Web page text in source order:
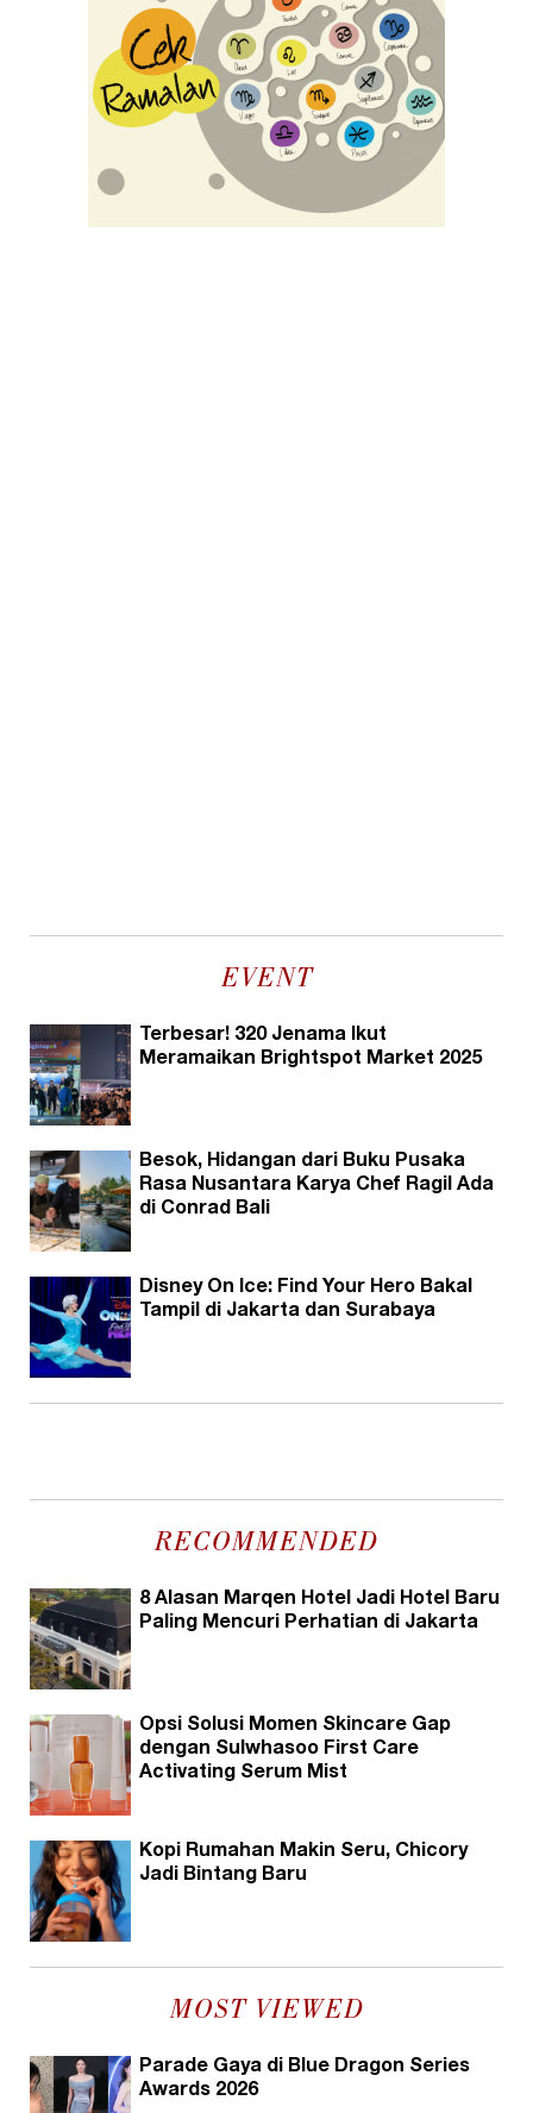
EVENT
Terbesar! 320 Jenama Ikut
Meramaikan Brightspot Market 2025
Besok, Hidangan dari Buku Pusaka
Rasa Nusantara Karya Chef Ragil Ada
di Conrad Bali
Disney On Ice: Find Your Hero Bakal
Tampil di Jakarta dan Surabaya
RECOMMENDED
8 Alasan Marqen Hotel Jadi Hotel Baru
Paling Mencuri Perhatian di Jakarta
Opsi Solusi Momen Skincare Gap
dengan Sulwhasoo First Care
Activating Serum Mist
Kopi Rumahan Makin Seru, Chicory
Jadi Bintang Baru
MOST VIEWED
Parade Gaya di Blue Dragon Series
Awards 2026